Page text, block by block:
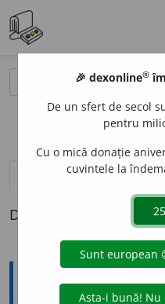
definiții (1) pronunție
Definiția cu ID-ul
Explicative DEX
🎉 dexonline®
De un sfert de secol
pentru
Cu o mică donație
cuvintele la